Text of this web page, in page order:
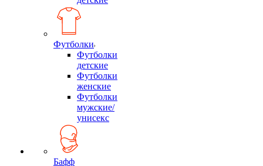
Футболки
Футболки
детские
Футболки
женские
Футболки
мужские/
унисекс
Бафф